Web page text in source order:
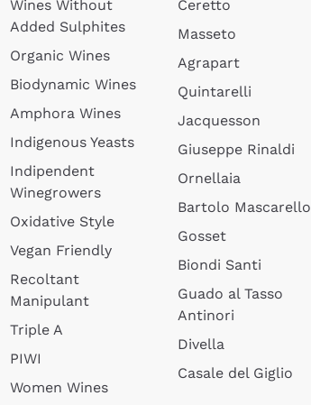
Wines Without
Added Sulphites
Organic Wines
Biodynamic Wines
Amphora Wines
Indigenous Yeasts
Indipendent
Winegrowers
Oxidative Style
Vegan Friendly
Recoltant
Manipulant
Triple A
PIWI
Women Wines
Ceretto
Masseto
Agrapart
Quintarelli
Jacquesson
Giuseppe Rinaldi
Ornellaia
Bartolo Mascarello
Gosset
Biondi Santi
Guado al Tasso
Antinori
Divella
Casale del Giglio